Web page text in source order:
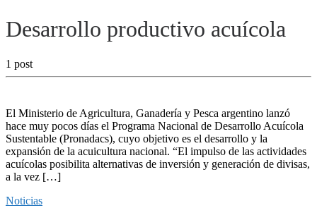
Desarrollo productivo acuícola
1 post
El Ministerio de Agricultura, Ganadería y Pesca argentino lanzó
hace muy pocos días el Programa Nacional de Desarrollo Acuícola
Sustentable (Pronadacs), cuyo objetivo es el desarrollo y la
expansión de la acuicultura nacional. “El impulso de las actividades
acuícolas posibilita alternativas de inversión y generación de divisas,
a la vez […]
Noticias